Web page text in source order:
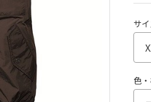
サ
色